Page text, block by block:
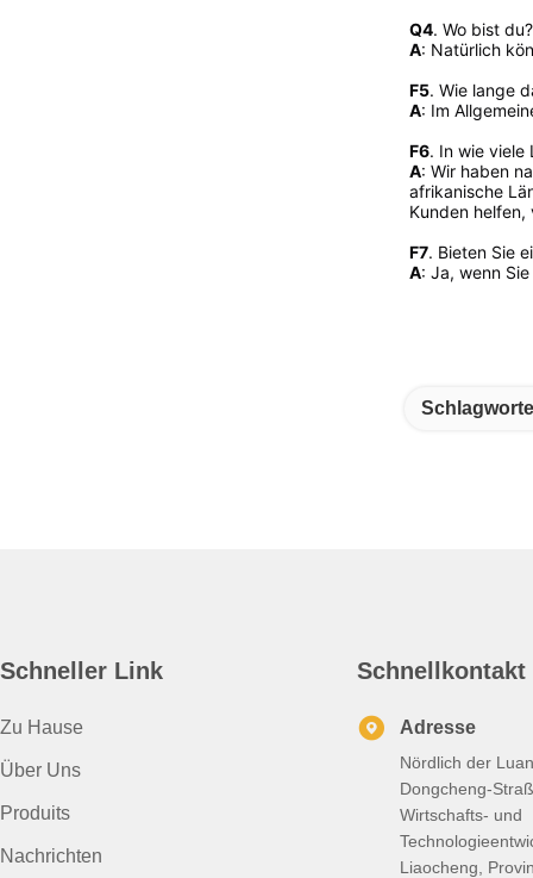
Q4. Wo bist
A: Natürlich
F5. Wie lange
A: Im
F6. In wie viele
A: Wir haben
afrikanische
Kunden
F7. Bieten Sie
A: Ja, wenn
Schneller Link
Zu Hause
Über Uns
Produits
Nachrichten
Schnellkontakt
Adresse
Nördlich der
Dongcheng-
Wirtschafts- und
Liaocheng,